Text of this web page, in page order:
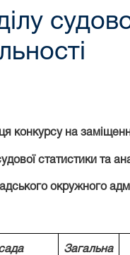
конкурсу на
статистики та
окружного
Загальна